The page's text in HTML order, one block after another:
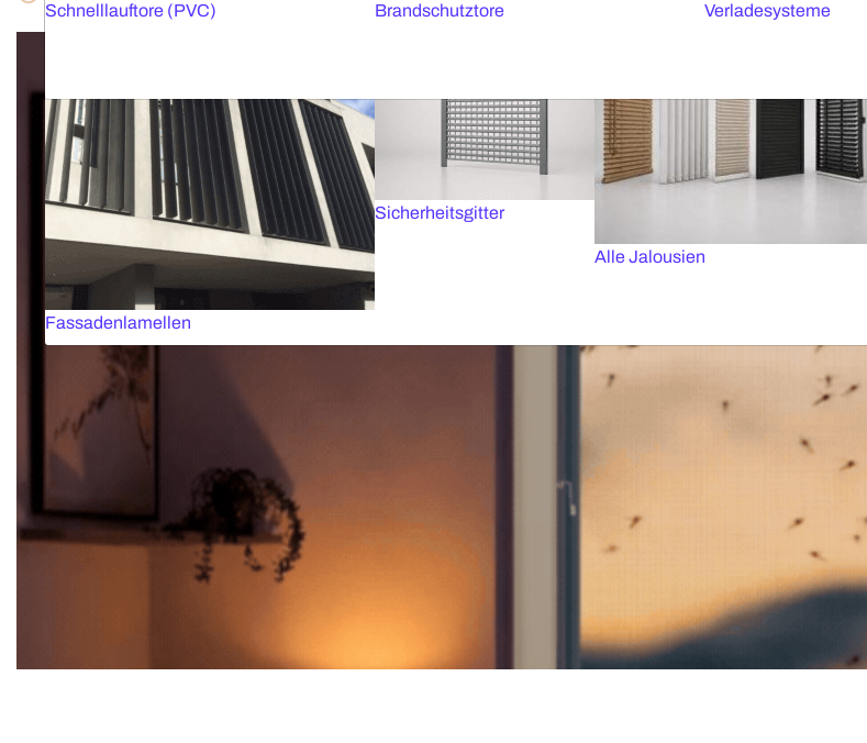
Fassadenlamellen
Sicherheitsgitter
Alle Jalousien
Schnelllauftore (PVC) Brandschutztore Verladesysteme